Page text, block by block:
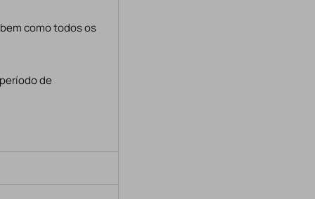
como todos os
de